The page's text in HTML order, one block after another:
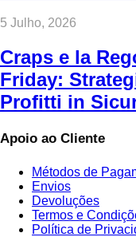
5 Julho, 2026
Craps e la
Friday:
Profitti in
Apoio ao Cliente
Métodos de
Envios
Devoluções
Termos e
Política de